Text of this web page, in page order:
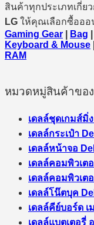
สินค้าทุกประเภทเกี่ย
LG ให้คุณเลือกซื้อออ
Gaming Gear
Bag
Keyboard & Mouse
RAM
หมวดหมู่สินค้าของ
เดลล์ชุดเกมส์มิ่
เดลล์กระเป๋า
เดลล์หน้าจอ
เดลล์คอมพิวเต
เดลล์คอมพิวเต
เดลล์โน๊ตบุค
เดลล์คีย์บอร์ด
เดลล์แบตเตอรี่